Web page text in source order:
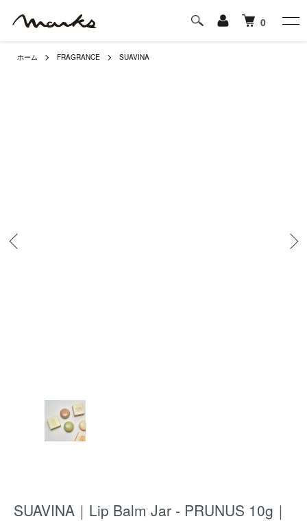
0
ホーム FRAGRANCE SUAVINA
SUAVINA｜Lip Balm Jar - PRUNUS 10g｜